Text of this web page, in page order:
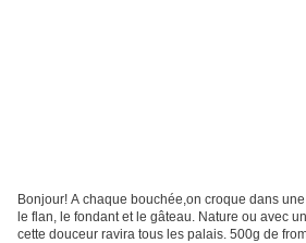
Bonjour! A chaque bouchée,on croque dans
le flan, le fondant et le gâteau. Nature ou avec
cette douceur ravira tous les palais. 500g de